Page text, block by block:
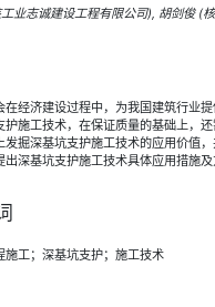
业志诚建设工程有限公司), 胡剑俊 (
在经济建设过程中，为我国建筑行业
护施工技术，在保证质量的基础上，
发掘深基坑支护施工技术的应用价值
出深基坑支护施工技术具体应用措施
施工；深基坑支护；施工技术